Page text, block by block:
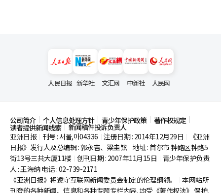
人民日报 新华社 文汇网 中新社 人民网
公司简介 个人信息处理方针 青少年保护政策 著作权规定
读者提供新闻线索
新闻稿件投诉负责人
亚洲日报
刊号 : 서울,아04336 注册日期 : 2014年12月29日
《亚洲
日报》发行人及总编辑 : 郭永吉、梁圭铉 地址 : 首尔市钟路区钟路5
街13号三共大厦11楼 创刊日期 : 2007年11月15日
青少年保护负责
人 : 王海纳 电话 : 02-739-2171
《亚洲日报》将遵守互联网新闻委员会制定的伦理纲领。
本网站所
刊登的各种新闻、信息和各种专题专栏内容, 均受《著作权法》 保护,